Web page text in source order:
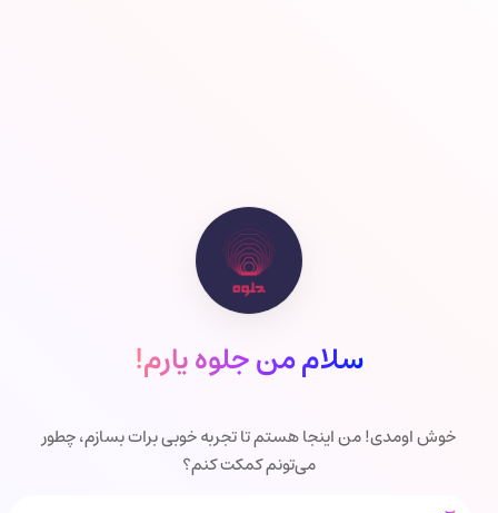
سلام من جلوه یارم!
خوش اومدی! من اینجا هستم تا تجربه خوبی برات بسازم، چطور
می‌تونم کمکت کنم؟